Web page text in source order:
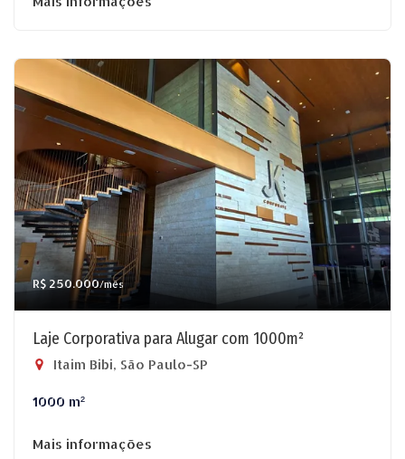
R$ 250.000/mês
Laje Corporativa para Alugar com 1000m²
Itaim Bibi, São Paulo-SP
1000 m²
Mais informações